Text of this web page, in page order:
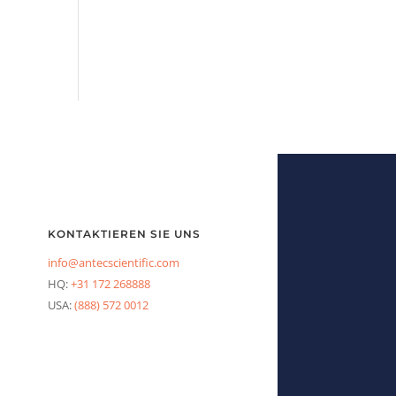
KONTAKTIEREN SIE UNS
info@antecscientific.com
HQ:+31 172 268888
USA:(888) 572 0012